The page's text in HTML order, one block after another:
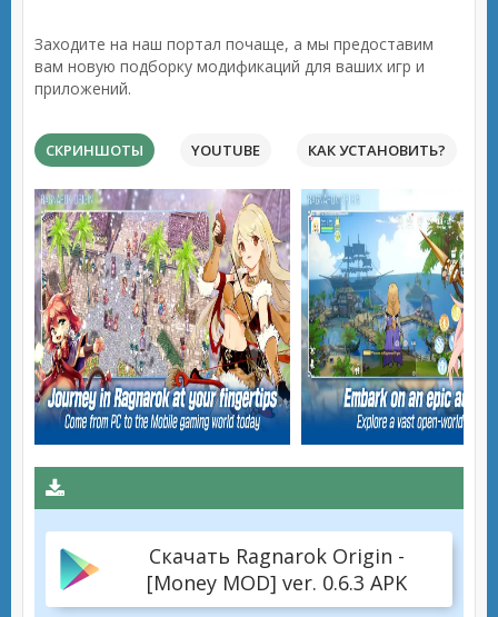
Заходите на наш портал почаще, а мы предоставим
вам новую подборку модификаций для ваших игр и
приложений.
СКРИНШОТЫ YOUTUBE КАК УСТАНОВИТЬ?
Скачать Ragnarok Origin -
[Money MOD] ver. 0.6.3 APK